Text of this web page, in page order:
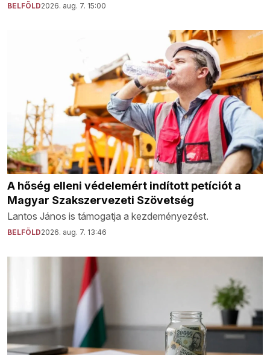
BELFÖLD2026. aug. 7. 15:00
A hőség elleni védelemért indított petíciót a
Magyar Szakszervezeti Szövetség
Lantos János is támogatja a kezdeményezést.
BELFÖLD2026. aug. 7. 13:46